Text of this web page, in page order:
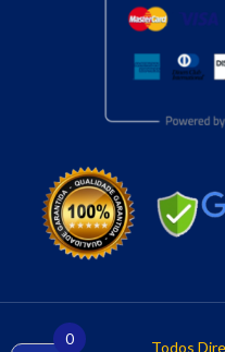
Todos
0